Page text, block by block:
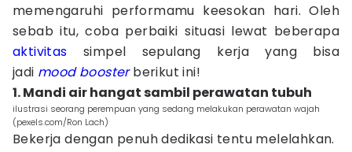
memengaruhi performamu keesokan hari. Oleh
sebab itu, coba perbaiki situasi lewat beberapa
aktivitas simpel sepulang kerja yang bisa
jadi mood boosterberikut ini!
1. Mandi air hangat sambil perawatan tubuh
ilustrasi seorang perempuan yang sedang melakukan perawatan wajah
(pexels.com/Ron Lach)
Bekerja dengan penuh dedikasi tentu melelahkan.